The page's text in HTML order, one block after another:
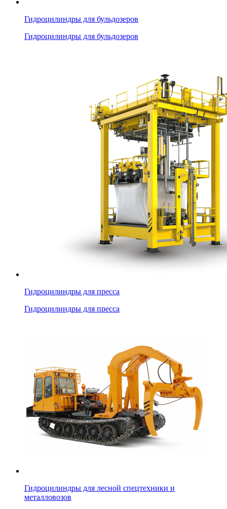
Гидроцилиндры для бульдозеров
Гидроцилиндры для бульдозеров
Гидроцилиндры для пресса
Гидроцилиндры для пресса
Гидроцилиндры для лесной спецтехники и
металловозов